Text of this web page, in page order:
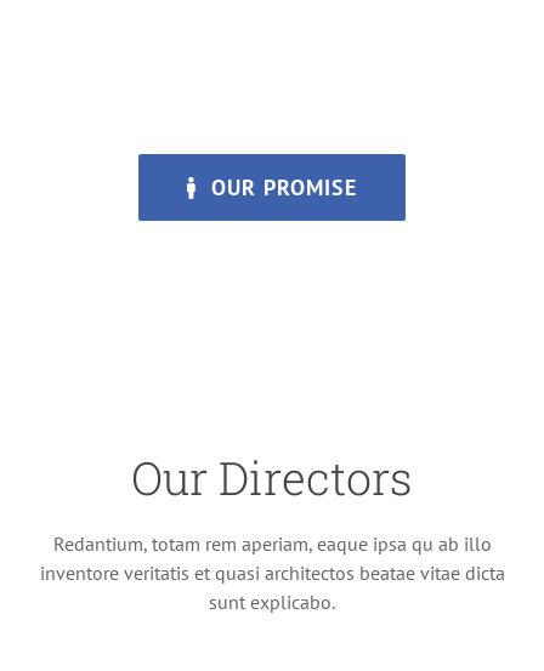
OUR PROMISE
Our Directors
Redantium, totam rem aperiam, eaque ipsa qu ab illo
inventore veritatis et quasi architectos beatae vitae dicta
sunt explicabo.